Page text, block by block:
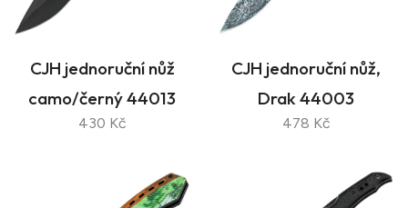
CJH jednoruční nůž
camo/černý 44013
430 Kč
CJH jednoruční nůž,
Drak 44003
478 Kč